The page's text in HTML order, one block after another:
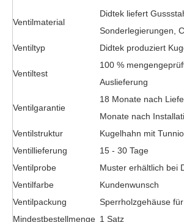
Ventilmaterial
Didtek liefert
Sonderlegierungen,
Ventiltyp
Didtek produziert
Ventiltest
100 %
Auslieferung
Ventilgarantie
18 Monate nach
Monate nach
Ventilstruktur
Kugelhahn mit
Ventillieferung
15 - 30 Tage
Ventilprobe
Muster erhältlich bei
Ventilfarbe
Kundenwunsch
Ventilpackung
Sperrholzgehäuse
Mindestbestellmenge 1 Satz